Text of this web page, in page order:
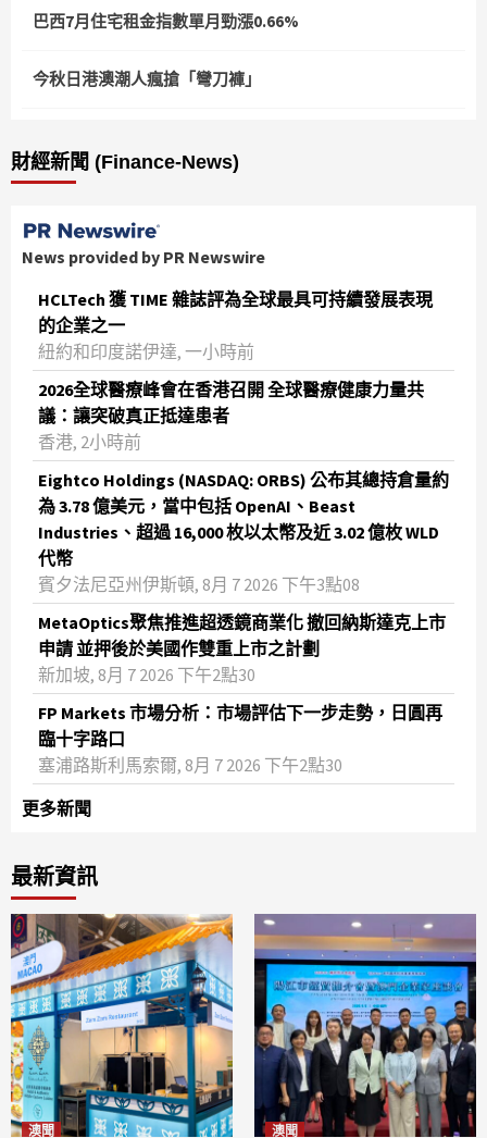
巴西7月住宅租金指數單月勁漲0.66%
今秋日港澳潮人瘋搶「彎刀褲」
財經新聞 (Finance-News)
News provided by PR Newswire
HCLTech 獲 TIME 雜誌評為全球最具可持續發展表現
的企業之一
紐約和印度諾伊達, 一小時前
2026全球醫療峰會在香港召開 全球醫療健康力量共
議：讓突破真正抵達患者
香港, 2小時前
Eightco Holdings (NASDAQ: ORBS) 公布其總持倉量約
為 3.78 億美元，當中包括 OpenAI、Beast
Industries、超過 16,000 枚以太幣及近 3.02 億枚 WLD
代幣
賓夕法尼亞州伊斯頓, 8月 7 2026 下午3點08
MetaOptics聚焦推進超透鏡商業化 撤回納斯達克上市
申請 並押後於美國作雙重上市之計劃
新加坡, 8月 7 2026 下午2點30
FP Markets 市場分析：市場評估下一步走勢，日圓再
臨十字路口
塞浦路斯利馬索爾, 8月 7 2026 下午2點30
更多新聞
最新資訊
澳聞 澳聞